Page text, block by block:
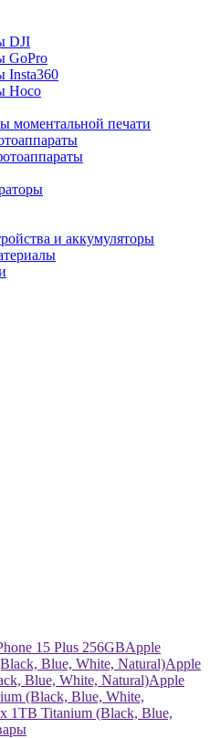
DJI
GoPro
Insta360
Hoco
моментальной печати
и аккумуляторы
15 Plus 256GBApple
Blue, White, Natural)Apple
Blue, White, Natural)Apple
(Black, Blue, White,
1TB Titanium (Black, Blue,